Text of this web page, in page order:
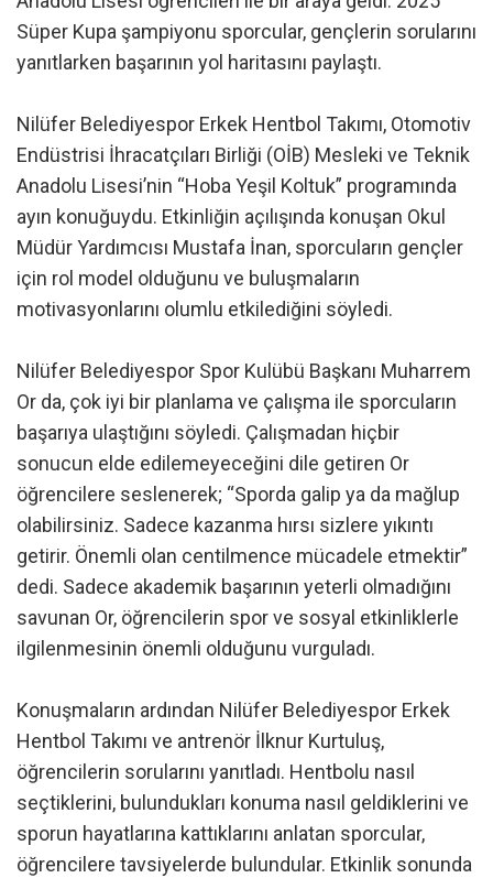
Süper Kupa şampiyonu sporcular, gençlerin sorularını
yanıtlarken başarının yol haritasını paylaştı.
Nilüfer Belediyespor Erkek Hentbol Takımı, Otomotiv
Endüstrisi İhracatçıları Birliği (OİB) Mesleki ve Teknik
Anadolu Lisesi’nin “Hoba Yeşil Koltuk” programında
ayın konuğuydu. Etkinliğin açılışında konuşan Okul
Müdür Yardımcısı Mustafa İnan, sporcuların gençler
için rol model olduğunu ve buluşmaların
motivasyonlarını olumlu etkilediğini söyledi.
Nilüfer Belediyespor Spor Kulübü Başkanı Muharrem
Or da, çok iyi bir planlama ve çalışma ile sporcuların
başarıya ulaştığını söyledi. Çalışmadan hiçbir
sonucun elde edilemeyeceğini dile getiren Or
öğrencilere seslenerek; “Sporda galip ya da mağlup
olabilirsiniz. Sadece kazanma hırsı sizlere yıkıntı
getirir. Önemli olan centilmence mücadele etmektir”
dedi. Sadece akademik başarının yeterli olmadığını
savunan Or, öğrencilerin spor ve sosyal etkinliklerle
ilgilenmesinin önemli olduğunu vurguladı.
Konuşmaların ardından Nilüfer Belediyespor Erkek
Hentbol Takımı ve antrenör İlknur Kurtuluş,
öğrencilerin sorularını yanıtladı. Hentbolu nasıl
seçtiklerini, bulundukları konuma nasıl geldiklerini ve
sporun hayatlarına kattıklarını anlatan sporcular,
öğrencilere tavsiyelerde bulundular. Etkinlik sonunda